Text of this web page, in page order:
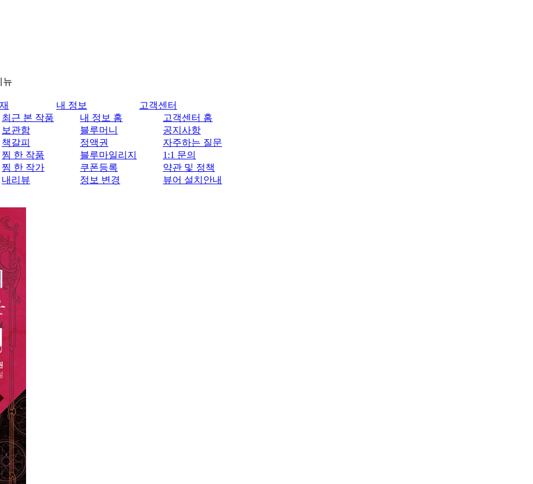
뉴
최근 본 작품
보관함
책갈피
찜 한 작품
찜 한 작가
내리뷰
내 정보
내 정보 홈
블루머니
정액권
블루마일리지
쿠폰등록
정보 변경
고객센터
고객센터 홈
공지사항
자주하는 질문
1:1 문의
약관 및 정책
뷰어 설치안내